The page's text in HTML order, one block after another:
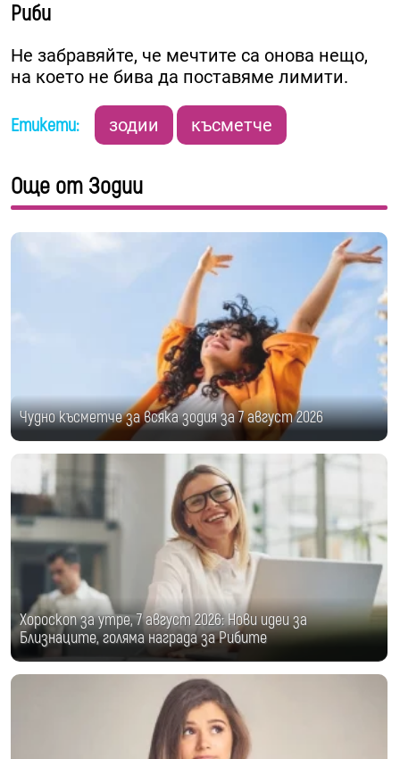
Риби
Не забравяйте, че мечтите са онова нещо,
на което не бива да поставяме лимити.
Етикети: зодии късметче
Още от Зодии
Чудно късметче за всяка зодия за 7 август 2026
Хороскоп за утре, 7 август 2026: Нови идеи за
Близнаците, голяма награда за Рибите